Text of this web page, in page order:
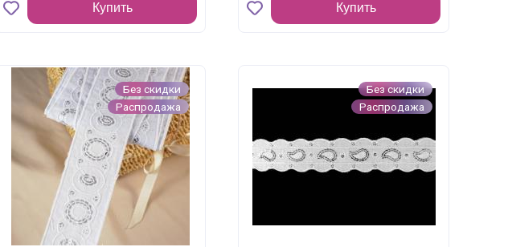
Купить Купить
Без скидки
Распродажа
Без скидки
Распродажа